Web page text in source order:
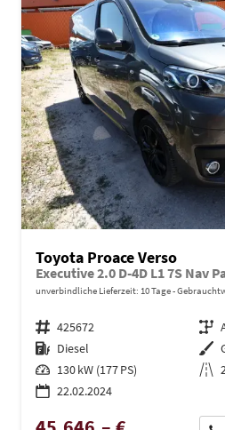
Toyota Proace Verso
Executive 2.0 D-4D L1 7S Nav
unverbindliche Lieferzeit: 10 Tage
Fahrzeugnr. 425672 Getriebe
Kraftstoff Diesel Außenfarbe
Leistung 130 kW (177 PS) Kilometerstand
22.02.2024